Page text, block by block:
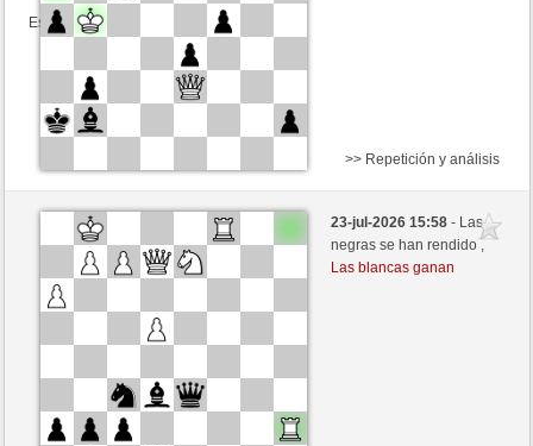
Esta partida es por puntos
Blancas
Wagnerianer (1598) (+12)
Negras
ChrPra10 (1502) (-12)
Tiempo: 4 minutes/side + 0 seconds/move
Esta partida es por puntos
>> Repetición y análisis
23-jul-2026 15:58- Las
negras se han rendido ,
Las blancas ganan